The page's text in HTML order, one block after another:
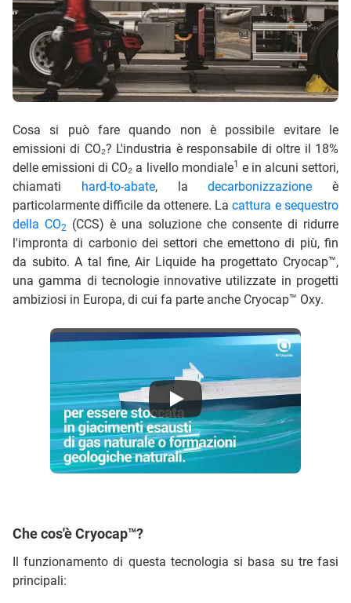
Cosa si può fare quando non è possibile evitare le
emissioni di CO₂? L'industria è responsabile di oltre il 18%
delle emissioni di CO₂ a livello mondiale1 e in alcuni settori,
chiamati hard-to-abate, ladecarbonizzazione è
particolarmente difficile da ottenere. Lacattura e sequestro
della CO2 (CCS) è una soluzione che consente di ridurre
l'impronta di carbonio dei settori che emettono di più, fin
da subito. A tal fine, Air Liquide ha progettato Cryocap™,
una gamma di tecnologie innovative utilizzate in progetti
ambiziosi in Europa, di cui fa parte anche Cryocap™ Oxy.
Che cos'è Cryocap™?
Il funzionamento di questa tecnologia si basa su tre fasi
principali: